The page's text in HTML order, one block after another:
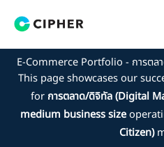
E-Commerce Portfolio - การตล
This page showcases our
for การตลาด/ดิจิทัล (Digital
medium business size
Citizen)